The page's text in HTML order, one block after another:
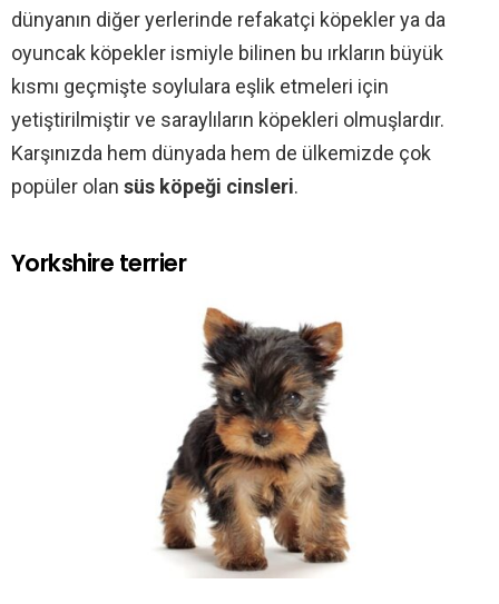
dünyanın diğer yerlerinde refakatçi köpekler ya da
oyuncak köpekler ismiyle bilinen bu ırkların büyük
kısmı geçmişte soylulara eşlik etmeleri için
yetiştirilmiştir ve saraylıların köpekleri olmuşlardır.
Karşınızda hem dünyada hem de ülkemizde çok
popüler olan süs köpeği cinsleri.
Yorkshire terrier